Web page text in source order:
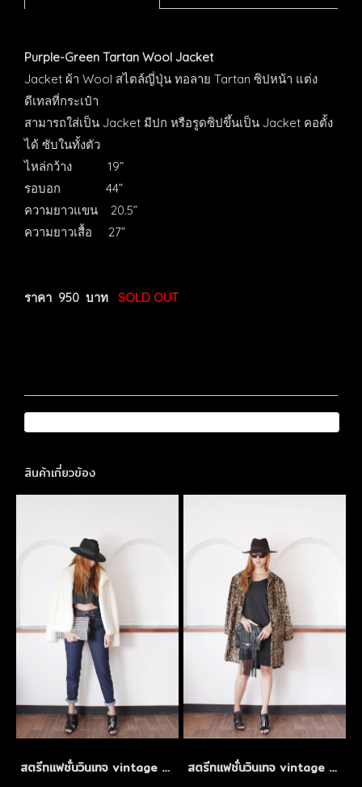
Purple-Green Tartan Wool Jacket
Jacket ผ้า Wool สไตล์ญี่ปุ่น ทอลาย Tartan ซิปหน้า แต่ง
ดีเทลที่กระเป๋า
สามารถใส่เป็น Jacket มีปก หรือรูดซิปขึ้นเป็น Jacket คอตั้ง
ได้ ซับในทั้งตัว
ไหล่กว้าง 19”
รอบอก 44”
ความยาวแขน 20.5”
ความยาวเสื้อ 27”
ราคา 950 บาท SOLD OUT
สินค้าเกี่ยวข้อง
สตรีทแฟชั่นวินเทจ vintage mix and match สตรีทแฟชั่นวินเทจ vintage mix and match